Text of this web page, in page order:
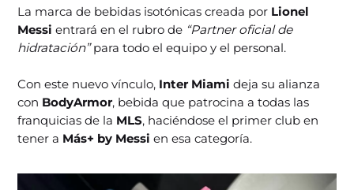
La marca de bebidas isotónicas creada por Lionel
Messi entrará en el rubro de “Partner oficial de
hidratación”para todo el equipo y el personal.
Con este nuevo vínculo, Inter Miami deja su alianza
con BodyArmor, bebida que patrocina a todas las
franquicias de la MLS, haciéndose el primer club en
tener a Más+ by Messien esa categoría.